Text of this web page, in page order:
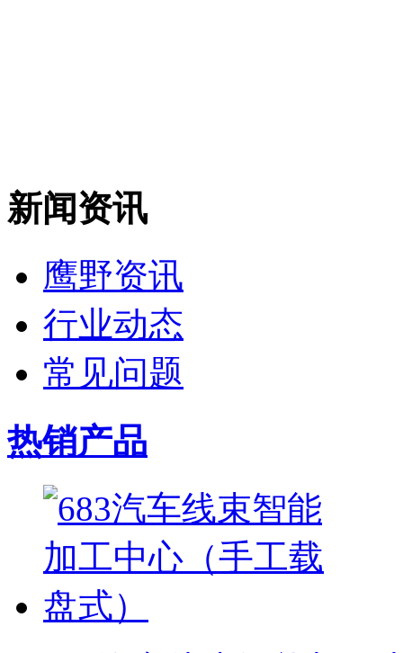
新闻资讯
鹰野资讯
行业动态
常见问题
热销产品